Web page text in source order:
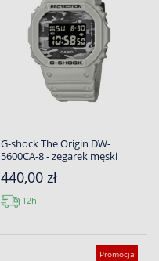
G-shock The Origin DW-
5600CA-8 - zegarek męski
440,00 zł
12h
Promocja